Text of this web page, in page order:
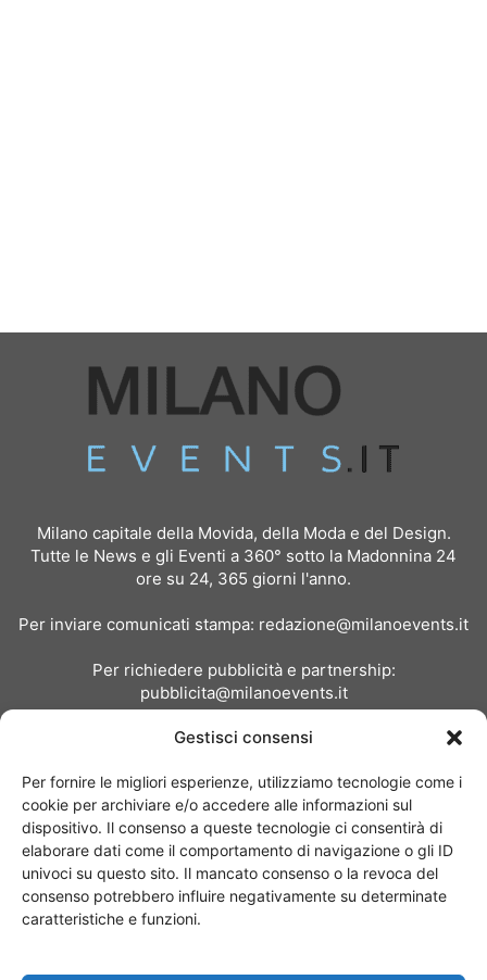
Gestisci consensi
Per fornire le migliori esperienze, utilizziamo tecnologie come i
cookie per archiviare e/o accedere alle informazioni sul
dispositivo. Il consenso a queste tecnologie ci consentirà di
elaborare dati come il comportamento di navigazione o gli ID
univoci su questo sito. Il mancato consenso o la revoca del
consenso potrebbero influire negativamente su determinate
caratteristiche e funzioni.
Milano capitale della Movida, della Moda e del Design.
Tutte le News e gli Eventi a 360° sotto la Madonnina 24
ore su 24, 365 giorni l'anno.
Per inviare comunicati stampa: redazione@milanoevents.it
Per richiedere pubblicità e partnership:
pubblicita@milanoevents.it
Chi siamo I Nostri Clienti